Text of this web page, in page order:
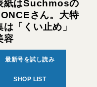
紙はSuchmosの
さん。大特
は「くい止め」
容
最新号を試し読み
SHOP LIST